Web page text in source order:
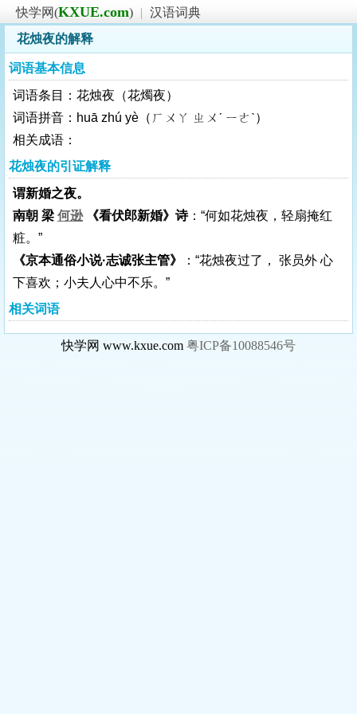
快学网(KXUE.com) | 汉语词典
花烛夜的解释
词语基本信息
词语条目：花烛夜（花燭夜）
词语拼音：huā zhú yè（ㄏㄨㄚ ㄓㄨˊ ㄧㄜˋ）
相关成语：
花烛夜的引证解释
谓新婚之夜。
南朝 梁 何逊《看伏郎新婚》诗：“何如花烛夜，轻扇掩红
粧。”
《京本通俗小说·志诚张主管》
：“花烛夜过了， 张员外 心
下喜欢；小夫人心中不乐。”
相关词语
快学网 www.kxue.com 粤ICP备10088546号